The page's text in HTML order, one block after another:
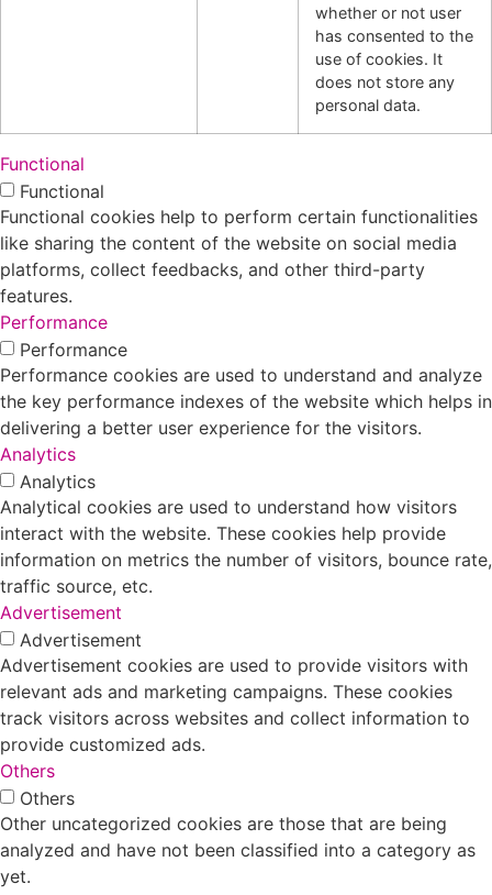
whether or not user
has consented to the
use of cookies. It
does not store any
personal data.
Functional
Functional
Functional cookies help to perform certain functionalities
like sharing the content of the website on social media
platforms, collect feedbacks, and other third-party
features.
Performance
Performance
Performance cookies are used to understand and analyze
the key performance indexes of the website which helps in
delivering a better user experience for the visitors.
Analytics
Analytics
Analytical cookies are used to understand how visitors
interact with the website. These cookies help provide
information on metrics the number of visitors, bounce rate,
traffic source, etc.
Advertisement
Advertisement
Advertisement cookies are used to provide visitors with
relevant ads and marketing campaigns. These cookies
track visitors across websites and collect information to
provide customized ads.
Others
Others
Other uncategorized cookies are those that are being
analyzed and have not been classified into a category as
yet.